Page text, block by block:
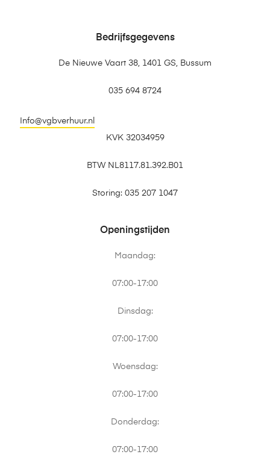
Bedrijfsgegevens
De Nieuwe Vaart 38, 1401 GS, Bussum
035 694 8724
Info@vgbverhuur.nl
KVK 32034959
BTW NL8117.81.392.B01
Storing: 035 207 1047
Openingstijden
Maandag:
07:00-17:00
Dinsdag:
07:00-17:00
Woensdag:
07:00-17:00
Donderdag:
07:00-17:00